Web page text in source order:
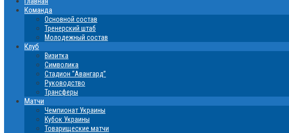
Команда
Основной состав
Тренерский штаб
Молодежный состав
Клуб
Визитка
Символика
Стадион “Авангард”
Руководство
Трансферы
Матчи
Чемпионат Украины
Кубок Украины
Товарищеские матчи